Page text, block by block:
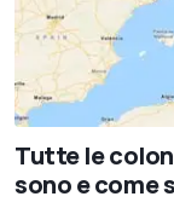
Tutte le
sono e come